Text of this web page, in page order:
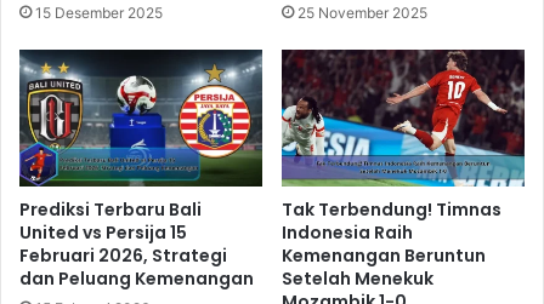
15 Desember 2025 25 November 2025
Prediksi Terbaru Bali
United vs Persija 15
Februari 2026, Strategi
dan Peluang Kemenangan
Tak Terbendung! Timnas
Indonesia Raih
Kemenangan Beruntun
Setelah Menekuk